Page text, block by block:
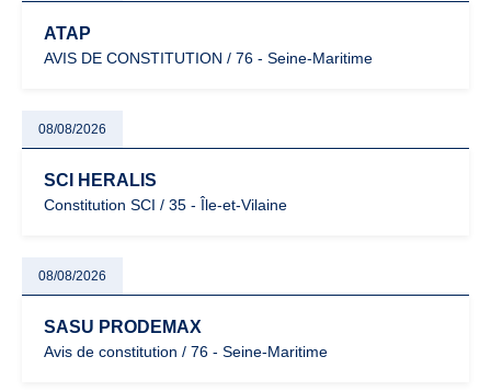
ATAP
AVIS DE CONSTITUTION / 76 - Seine-Maritime
08/08/2026
SCI HERALIS
Constitution SCI / 35 - Île-et-Vilaine
08/08/2026
SASU PRODEMAX
Avis de constitution / 76 - Seine-Maritime